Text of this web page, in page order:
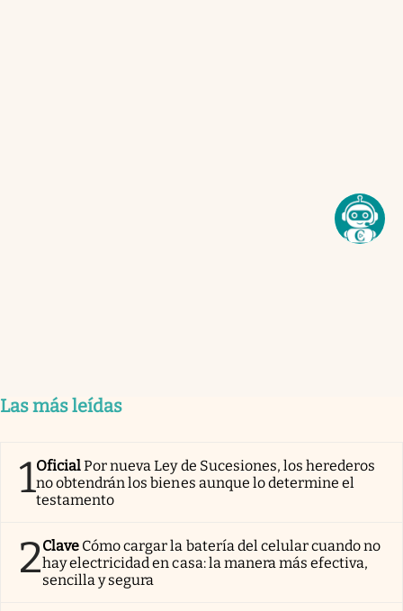
Las más leídas
1OficialPor nueva Ley de Sucesiones, los herederos
no obtendrán los bienes aunque lo determine el
testamento
2Clave Cómo cargar la batería del celular cuando no
hay electricidad en casa: la manera más efectiva,
sencilla y segura